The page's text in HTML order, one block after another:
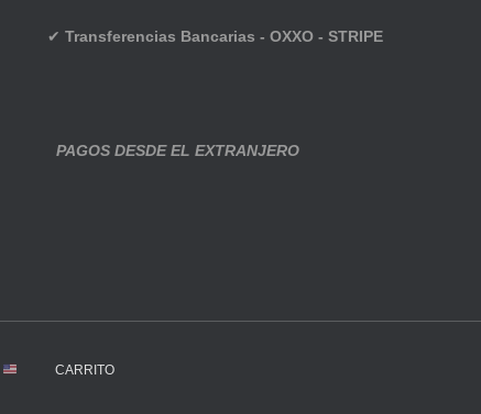
✔ Transferencias Bancarias - OXXO - STRIPE
PAGOS DESDE EL EXTRANJERO
CARRITO